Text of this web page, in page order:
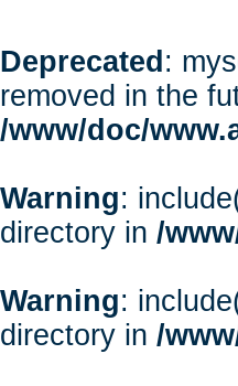
Deprecated :
removed in the
/www/doc/
Warning:
directory in /
Warning:
directory in /